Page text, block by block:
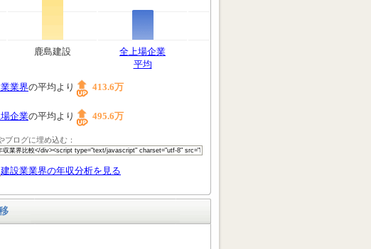
鹿島建設
全上場企業
平均
業界の平均より 413.6万
企業の平均より 495.6万
ブログに埋め込む：
建設業業界の年収分析を見る